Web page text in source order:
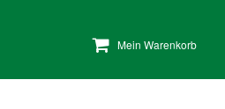
Mein Warenkorb